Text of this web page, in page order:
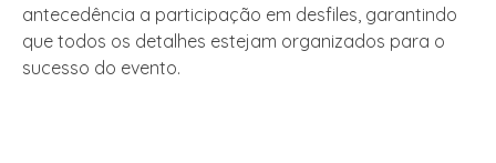
antecedência a participação em desfiles, garantindo
que todos os detalhes estejam organizados para o
sucesso do evento.